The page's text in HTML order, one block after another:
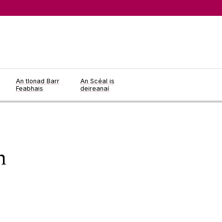
An tIonad Barr
Feabhais
An Scéal is
deireanaí